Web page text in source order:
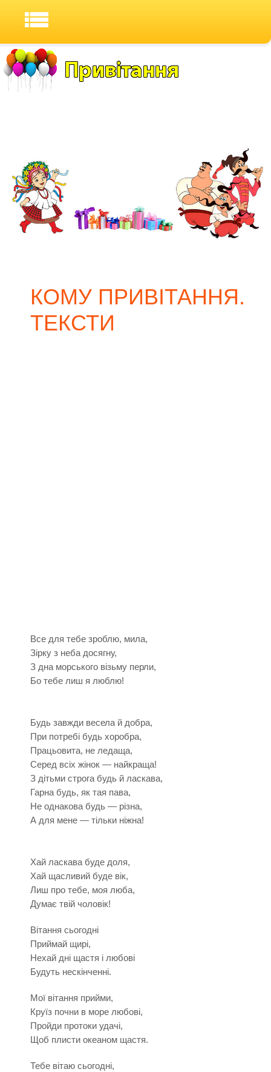
КОМУ ПРИВІТАННЯ.
ТЕКСТИ
Все для тебе зроблю, мила,
Зірку з неба досягну,
З дна морського візьму перли,
Бо тебе лиш я люблю!
Будь завжди весела й добра,
При потребі будь хоробра,
Працьовита, не ледаща,
Серед всіх жінок — найкраща!
З дітьми строга будь й ласкава,
Гарна будь, як тая пава,
Не однакова будь — різна,
А для мене — тільки ніжна!
Хай ласкава буде доля,
Хай щасливий буде вік,
Лиш про тебе, моя люба,
Думає твій чоловік!
Вітання сьогодні
Приймай щирі,
Нехай дні щастя і любові
Будуть нескінченні.
Мої вітання прийми,
Круїз почни в море любові,
Пройди протоки удачі,
Щоб плисти океаном щастя.
Тебе вітаю сьогодні,